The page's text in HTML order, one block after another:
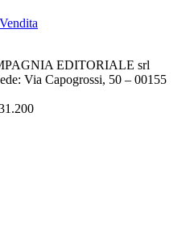
EDITORIALE srl
Via Capogrossi, 50 – 00155